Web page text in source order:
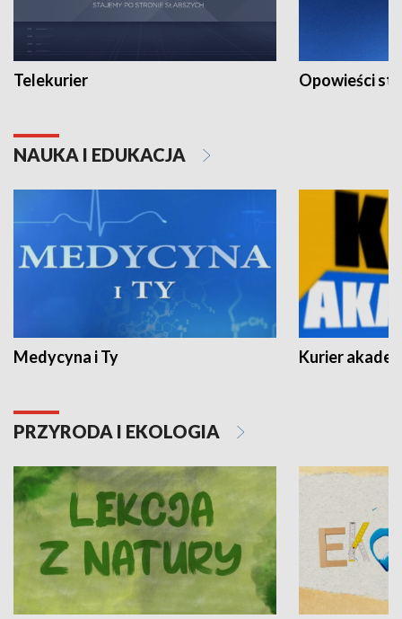
Telekurier Opowieści
NAUKA I EDUKACJA
Medycyna i Ty Kurier
PRZYRODA I EKOLOGIA